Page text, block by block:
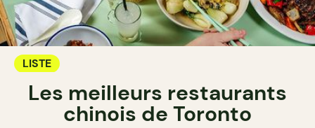
LISTE
Les meilleurs restaurants
chinois de Toronto